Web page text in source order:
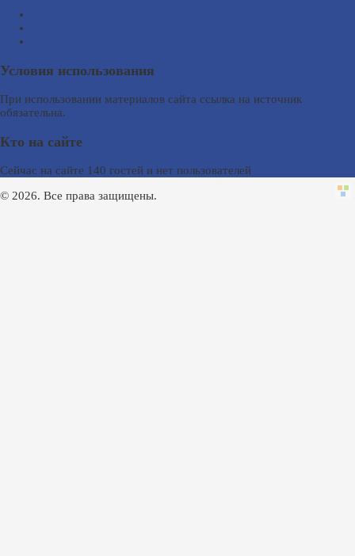
Условия использования
При использовании материалов сайта ссылка на источник
обязательна.
Кто на сайте
Сейчас на сайте 140 гостей и нет пользователей
© 2026. Все права защищены.